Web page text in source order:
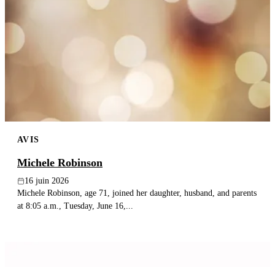
AVIS
Michele Robinson
16 juin 2026
Michele Robinson, age 71, joined her daughter, husband, and parents
at 8:05 a.m., Tuesday, June 16,...